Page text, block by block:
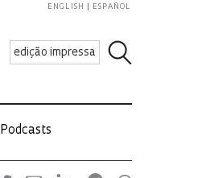
edição impressa
ENGLISH ESPAÑOL
Podcasts